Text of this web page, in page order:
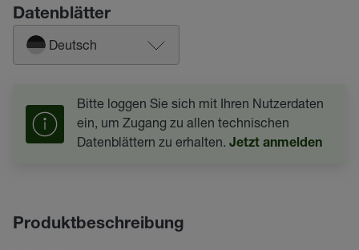
Datenblätter
Deutsch
Bitte loggen Sie sich mit Ihren Nutzerdaten
ein, um Zugang zu allen technischen
Datenblättern zu erhalten. Jetzt anmelden
Produktbeschreibung